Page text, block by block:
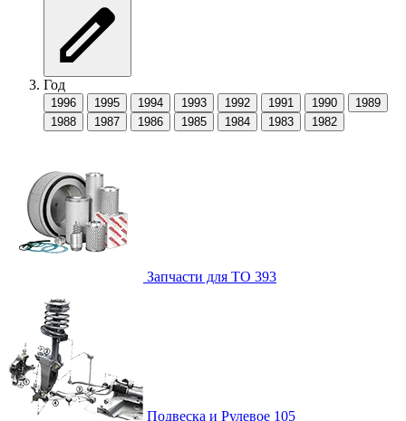
Год
1996 1995 1994 1993 1992 1991 1990
1989
1988
1987 1986 1985 1984 1983 1982
Запчасти для ТО 393
Подвеска и Рулевое 105